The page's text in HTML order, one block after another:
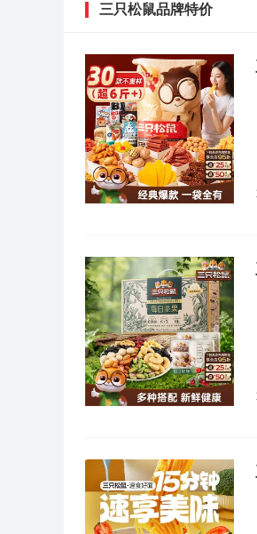
利店。当前，三只松鼠正加快
5万平米的电商运营总部。三
专业协会电子商务工作组长、
三只松鼠品牌特价